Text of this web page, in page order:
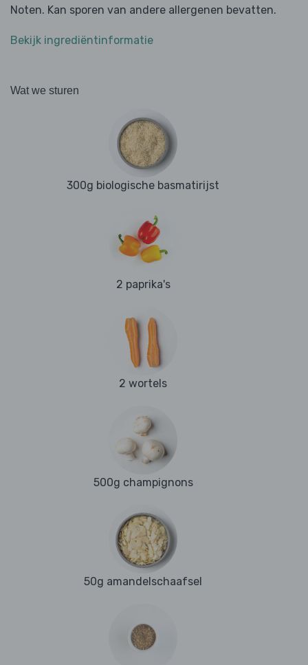
Noten. Kan sporen van andere allergenen bevatten.
Bekijk ingrediëntinformatie
Wat we sturen
300g biologische basmatirijst
2 paprika's
2 wortels
500g champignons
50g amandelschaafsel